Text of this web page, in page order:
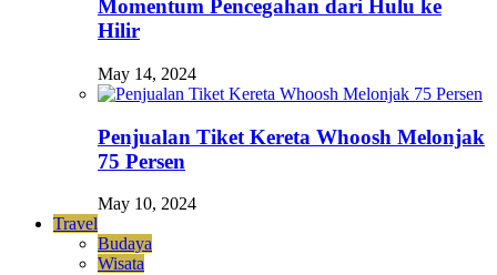
Momentum Pencegahan dari Hulu ke
Hilir
May 14, 2024
Penjualan Tiket Kereta Whoosh Melonjak
75 Persen
May 10, 2024
Travel
Budaya
Wisata